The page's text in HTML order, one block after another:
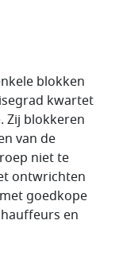
blokken
kwartet
Zij blokkeren
van de
niet te
ontwrichten
goedkope
en